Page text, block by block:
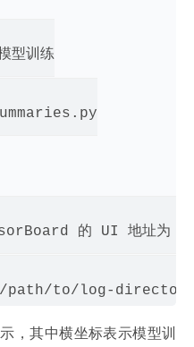
型训练
的 UI 地址
，其中横坐标表示模型训